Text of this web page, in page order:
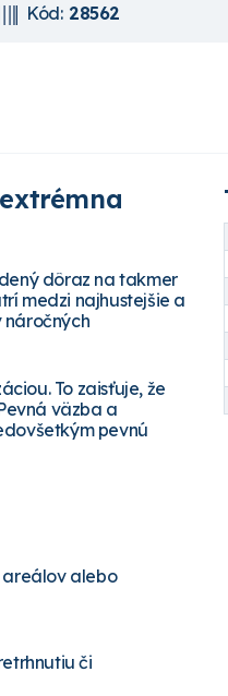
Kód: 28562
dôraz na takmer
medzi najhustejšie a
náročných
To zaisťuje, že
väzba a
pevnú
areálov alebo
či